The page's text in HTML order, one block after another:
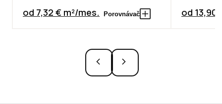
od 7,32 € m²/mes. Porovnávač od 13,90